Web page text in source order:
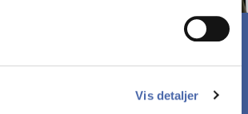
Vis detaljer
HUS